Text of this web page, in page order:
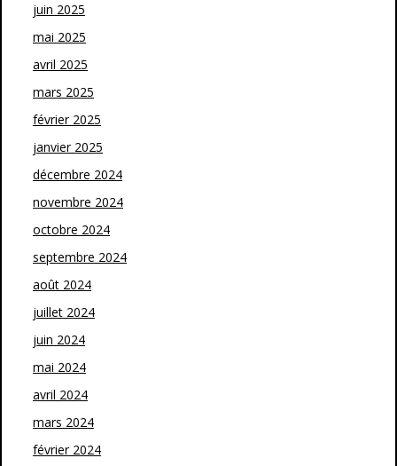
juin 2025
mai 2025
avril 2025
mars 2025
février 2025
janvier 2025
décembre 2024
novembre 2024
octobre 2024
septembre 2024
août 2024
juillet 2024
juin 2024
mai 2024
avril 2024
mars 2024
février 2024